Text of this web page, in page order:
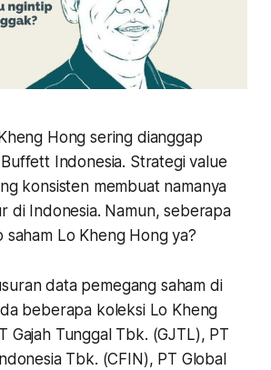
Hong sering dianggap
Indonesia. Strategivalue
konsisten membuat namanya
di Indonesia. Namun, seberapa
saham Lo Kheng Hong ya?
data pemegang saham di
beberapa koleksi Lo Kheng
Gajah Tunggal Tbk. (GJTL), PT
Tbk. (CFIN), PT Global